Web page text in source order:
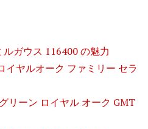
ガウス 116400 の魅力
イヤルオーク ファミリー セラ
リーン ロイヤル オーク GMT